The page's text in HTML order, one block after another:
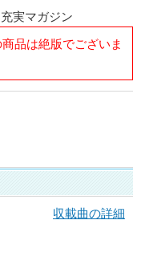
実マガジン
品は絶版でございま
収載曲の詳細